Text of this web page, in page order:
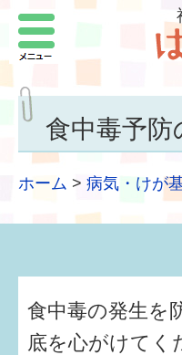
食中毒予防
ホーム > 病気・けが
食中毒の発生を
底を心がけてく
メニュ
結婚したい
子どもがほし
子どもを育てよ
もしものとき